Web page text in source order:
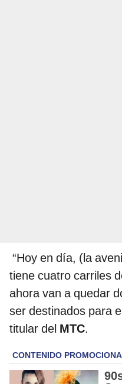
“Hoy en día, (la
tiene cuatro carriles
ahora van a quedar
ser destinados para
titular del MTC.